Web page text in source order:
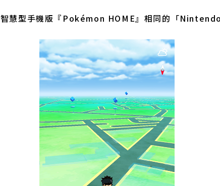
慧型手機版『Pokémon HOME』相同的「